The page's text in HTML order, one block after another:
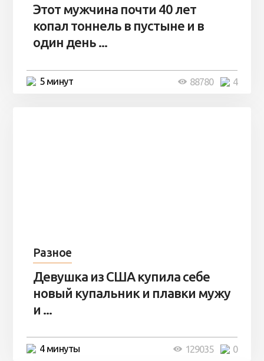
Этот мужчина почти 40 лет
копал тоннель в пустыне и в
один день ...
5 минут 4
88780
Разное
Девушка из США купила себе
новый купальник и плавки мужу
и ...
4 минуты 0
129035